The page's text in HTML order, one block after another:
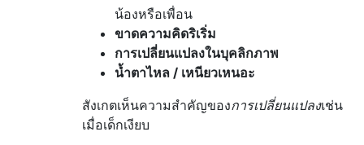
น้องหรือเพื่อน
ขาดความคิดริเริ่ม
การเปลี่ยนแปลงในบุคลิกภาพ
น้ำตาไหล / เหนียวเหนอะ
สังเกตเห็นความสำคัญของการเปลี่ยนแปลงเช่น
เมื่อเด็กเงียบ